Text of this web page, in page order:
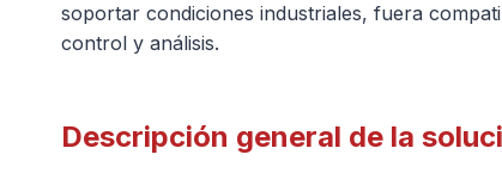
soportar condiciones industriales, fuera
control y análisis.
Descripción general de la